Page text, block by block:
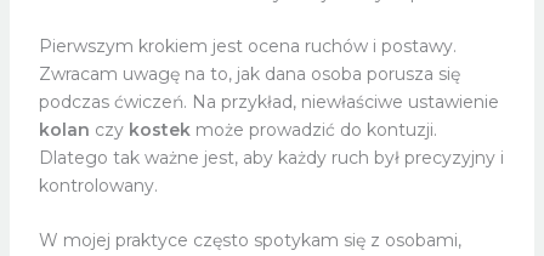
Pierwszym krokiem jest ocena ruchów i postawy.
Zwracam uwagę na to, jak dana osoba porusza się
podczas ćwiczeń. Na przykład, niewłaściwe ustawienie
kolan czy kostekmoże prowadzić do kontuzji.
Dlatego tak ważne jest, aby każdy ruch był precyzyjny i
kontrolowany.
W mojej praktyce często spotykam się z osobami,